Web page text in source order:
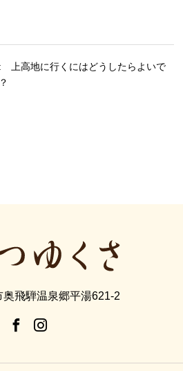
上高地に行くにはどうしたらよいで
飛騨温泉郷平湯621-2